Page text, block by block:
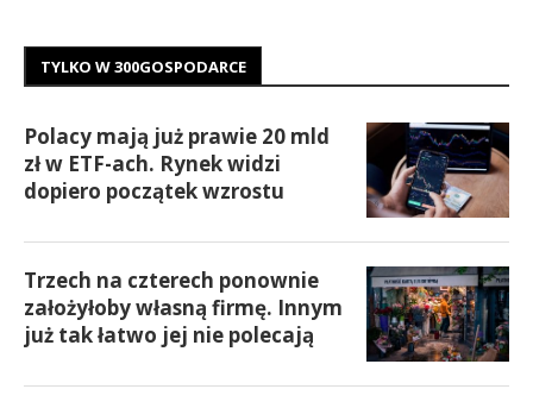
TYLKO W 300GOSPODARCE
Polacy mają już prawie 20 mld
zł w ETF-ach. Rynek widzi
dopiero początek wzrostu
Trzech na czterech ponownie
założyłoby własną firmę. Innym
już tak łatwo jej nie polecają